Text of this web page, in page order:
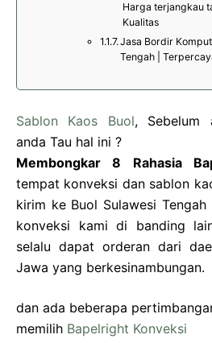
Harga terjangkau
Kualitas
Jasa Bordir
Tengah |
Sablon Kaos Buol, Sebelum
anda Tau hal ini ?
Membongkar 8 Rahasia
tempat konveksi dan sablon
kirim ke Buol Sulawesi
konveksi kami di banding
selalu dapat orderan dari
Jawa yang berkesinambungan.
dan ada beberapa
memilih Bapelright Konveksi